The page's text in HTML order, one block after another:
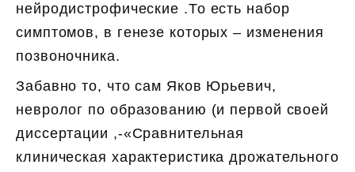
нейродистрофические .То есть набор
симптомов, в генезе которых – изменения
позвоночника.
Забавно то, что сам Яков Юрьевич,
невролог по образованию (и первой своей
диссертации ,-«Сравнительная
клиническая характеристика дрожательного